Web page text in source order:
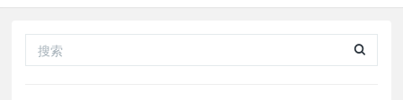
下水补给分析、物质运移、物质转化研究